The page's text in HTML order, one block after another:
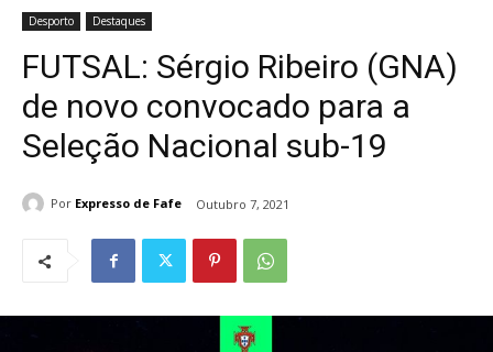
Desporto Destaques
FUTSAL: Sérgio Ribeiro (GNA)
de novo convocado para a
Seleção Nacional sub-19
Por Expresso de Fafe Outubro 7, 2021